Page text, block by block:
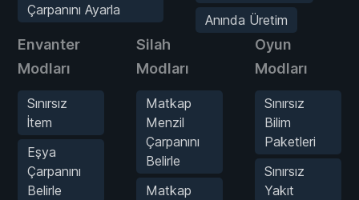
Çarpanını Ayarla
Anında Üretim
Envanter
Modları
Sınırsız
İtem
Eşya
Çarpanını
Belirle
Silah
Modları
Matkap
Menzil
Çarpanını
Belirle
Matkap
Oyun
Modları
Sınırsız
Bilim
Paketleri
Sınırsız
Yakıt